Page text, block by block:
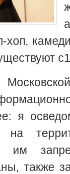
хоп,
я
им
также